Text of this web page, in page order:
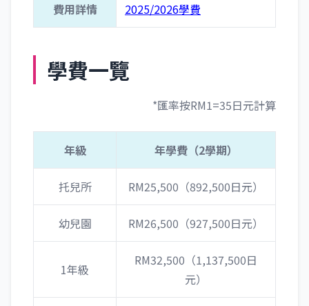
費用詳情 2025/2026學費
學費一覽
*匯率按RM1=35日元計算
年級 年學費（2學期）
托兒所 RM25,500（892,500日元）
幼兒園 RM26,500（927,500日元）
1年級
RM32,500（1,137,500日
元）